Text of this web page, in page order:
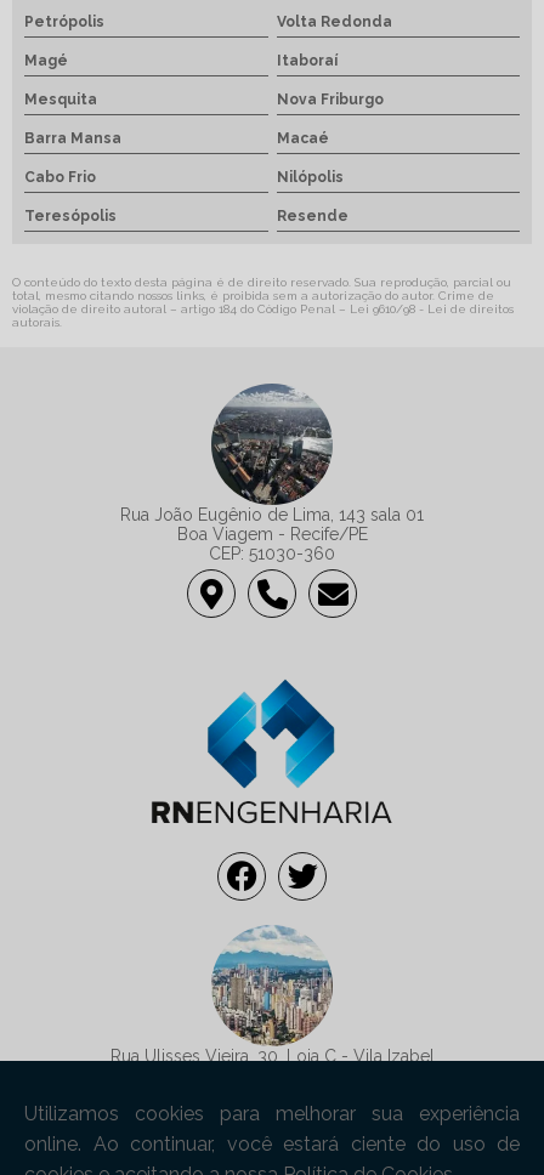
Petrópolis Volta Redonda
Magé Itaboraí
Mesquita Nova Friburgo
Barra Mansa Macaé
Cabo Frio Nilópolis
Teresópolis Resende
O conteúdo do texto desta página é de direito reservado. Sua reprodução, parcial ou
total, mesmo citando nossos links, é proibida sem a autorização do autor. Crime de
violação de direito autoral – artigo 184 do Código Penal – Lei 9610/98 - Lei de direitos
autorais
Rua João Eugênio de Lima, 143 sala 01
Boa Viagem - Recife/PE
CEP: 51030-360
Rua Ulisses Vieira, 30, Loja C - Vila Izabel